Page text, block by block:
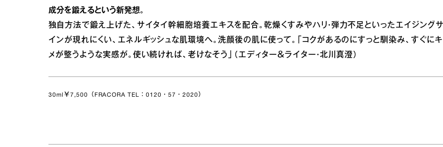
成分を鍛えるという新発想。
独自方法で鍛え上げた、サイタイ幹細胞培養エキスを配合。乾燥くすみやハリ・弾力不足といったエイジング
インが現れにくい、エネルギッシュな肌環境へ。洗顔後の肌に使って。「コクがあるのにすっと馴染み、すぐにキ
メが整うような実感が。使い続ければ、老けなそう」（エディター＆ライター・北川真澄）
30ml￥7,500（FRACORA TEL：0120・57・2020）